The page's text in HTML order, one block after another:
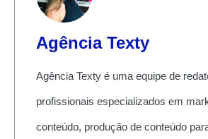
Agência Texty
Agência Texty é uma equipe de
profissionais especializados em
conteúdo, produção de conteúdo